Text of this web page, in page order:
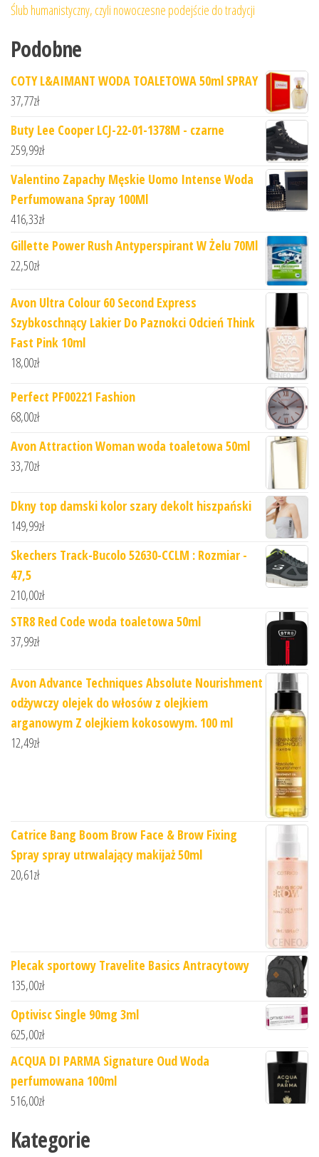
Ślub humanistyczny, czyli nowoczesne podejście do tradycji
Podobne
COTY L&AIMANT WODA TOALETOWA 50ml SPRAY
37,77zł
Buty Lee Cooper LCJ-22-01-1378M - czarne
259,99zł
Valentino Zapachy Męskie Uomo Intense Woda
Perfumowana Spray 100Ml
416,33zł
Gillette Power Rush Antyperspirant W Żelu 70Ml
22,50zł
Avon Ultra Colour 60 Second Express
Szybkoschnący Lakier Do Paznokci Odcień Think
Fast Pink 10ml
18,00zł
Perfect PF00221 Fashion
68,00zł
Avon Attraction Woman woda toaletowa 50ml
33,70zł
Dkny top damski kolor szary dekolt hiszpański
149,99zł
Skechers Track-Bucolo 52630-CCLM : Rozmiar -
47,5
210,00zł
STR8 Red Code woda toaletowa 50ml
37,99zł
Avon Advance Techniques Absolute Nourishment
odżywczy olejek do włosów z olejkiem
arganowym Z olejkiem kokosowym. 100 ml
12,49zł
Catrice Bang Boom Brow Face & Brow Fixing
Spray spray utrwalający makijaż 50ml
20,61zł
Plecak sportowy Travelite Basics Antracytowy
135,00zł
Optivisc Single 90mg 3ml
625,00zł
ACQUA DI PARMA Signature Oud Woda
perfumowana 100ml
516,00zł
Kategorie